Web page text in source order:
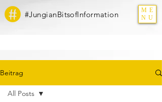
#JungianBitsofInformation
ME
NU
Beitrag
All Posts